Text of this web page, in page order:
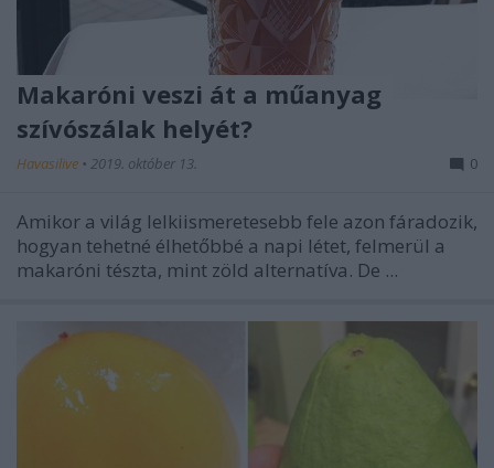
Makaróni veszi át a műanyag
szívószálak helyét?
Havasilive • 2019. október 13. 0
Amikor a világ lelkiismeretesebb fele azon fáradozik,
hogyan tehetné élhetőbbé a napi létet, felmerül a
makaróni tészta, mint zöld alternatíva. De ...